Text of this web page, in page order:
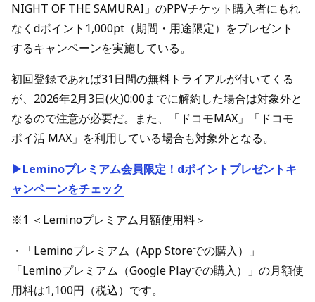
NIGHT OF THE SAMURAI」のPPVチケット購入者にもれ
なくdポイント1,000pt（期間・用途限定）をプレゼント
するキャンペーンを実施している。
初回登録であれば31日間の無料トライアルが付いてくる
が、2026年2月3日(火)0:00までに解約した場合は対象外と
なるので注意が必要だ。また、「ドコモMAX」「ドコモ
ポイ活 MAX」を利用している場合も対象外となる。
▶Leminoプレミアム会員限定！dポイントプレゼントキ
ャンペーンをチェック
※1 ＜Leminoプレミアム月額使用料＞
・「Leminoプレミアム（App Storeでの購入）」
「Leminoプレミアム（Google Playでの購入）」の月額使
用料は1,100円（税込）です。